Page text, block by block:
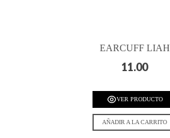
EARCUFF LIAH
11.00
VER PRODUCTO
AÑADIR A LA CARRITO